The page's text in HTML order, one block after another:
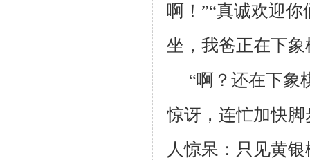
啊！”“真诚欢迎
坐，我爸正在下象
“啊？还在下象
惊讶，连忙加快
人惊呆：只见黄